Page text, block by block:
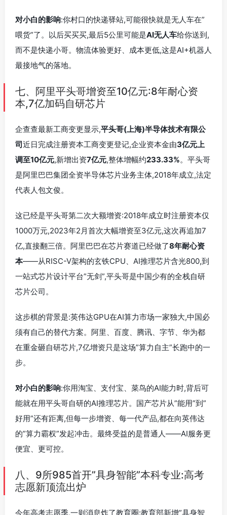
对小白的影响:你村口的快递驿站,可能很快就是无人车在”
喂货”了。以后买买买,最后5公里可能是AI无人车给你送到,
而不是快递小哥。物流体验更好、成本更低,这是AI+机器人
最接地气的落地。
七、阿里平头哥增资至10亿元:8年耐心资
本,7亿加码自研芯片
企查查最新工商变更显示,平头哥(上海)半导体技术有限公
司近日完成注册资本工商变更登记,企业资本金由3亿元上
调至10亿元,新增出资7亿元,整体增幅约233.33%。平头哥
是阿里巴巴集团全资半导体芯片业务主体,2018年成立,法定
代表人包文俊。
这已经是平头哥第二次大额增资:2018年成立时注册资本仅
1000万元,2023年2月首次大幅增资至3亿元,这次再追加7
亿,直接翻三倍。阿里巴巴在芯片赛道已经做了8年耐心资
本——从RISC-V架构的玄铁CPU、AI推理芯片含光800,到
一站式芯片设计平台”无剑”,平头哥是中国少有的全栈自研
芯片公司。
这步棋的背景是:英伟达GPU在AI算力市场一家独大,中国必
须有自己的替代方案。阿里、百度、腾讯、字节、华为都
在重金砸自研芯片,7亿增资只是这场”算力自主”长跑中的一
步。
对小白的影响:你用淘宝、支付宝、菜鸟的AI能力时,背后可
能就在用平头哥自研的AI推理芯片。国产芯片从”能用”到”
好用”还有距离,但每一步增资、每一代产品,都在向英伟达
的”算力霸权”发起冲击。最终受益的是普通人——AI服务更
便宜、更可控。
八、9所985首开”具身智能”本科专业:高考
志愿新顶流出炉
今年高考志愿季,一则消息炸了教育圈:教育部新增”具身智